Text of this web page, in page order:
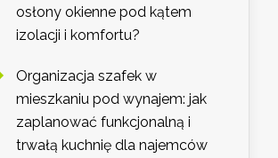
osłony okienne pod kątem
izolacji i komfortu?
Organizacja szafek w
mieszkaniu pod wynajem: jak
zaplanować funkcjonalną i
trwałą kuchnię dla najemców